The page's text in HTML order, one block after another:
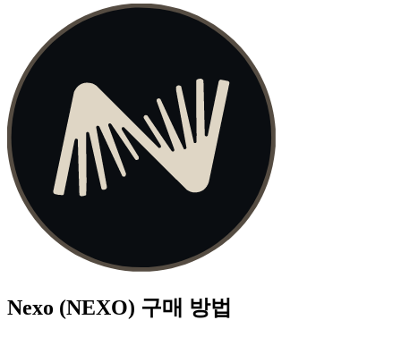
Nexo (NEXO) 구매 방법